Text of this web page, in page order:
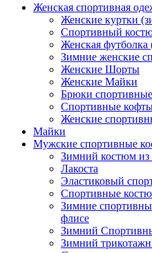
Женская спортивная
Женские куртки
Спортивный
Женская футболка
Зимние женские
Женские Шорты
Женские Майки
Брюки
Спортивные
Женские
Майки
Мужские спортивные
Зимний костюм из
Лакоста
Эластиковый
Спортивные
Зимние
флисе
Зимний
Зимний